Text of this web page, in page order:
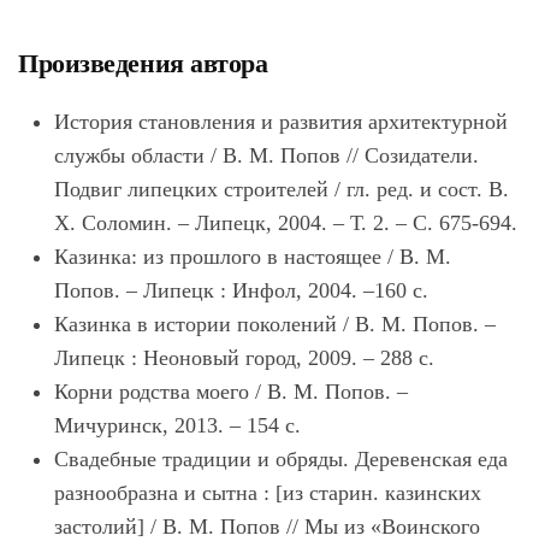
Произведения автора
История становления и развития архитектурной
службы области / В. М. Попов // Созидатели.
Подвиг липецких строителей / гл. ред. и сост. В.
Х. Соломин. – Липецк, 2004. – Т. 2. – С. 675-694.
Казинка: из прошлого в настоящее / В. М.
Попов. – Липецк : Инфол, 2004. –160 с.
Казинка в истории поколений / В. М. Попов. –
Липецк : Неоновый город, 2009. – 288 с.
Корни родства моего / В. М. Попов. –
Мичуринск, 2013. – 154 с.
Свадебные традиции и обряды. Деревенская еда
разнообразна и сытна : [из старин. казинских
застолий] / В. М. Попов // Мы из «Воинского